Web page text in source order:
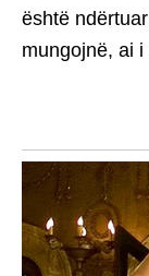
është
mungojnë, ai